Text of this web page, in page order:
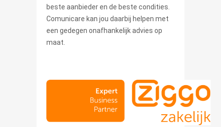
beste aanbieder en de beste condities.
Comunicare kan jou daarbij helpen met
een gedegen onafhankelijk advies op
maat.